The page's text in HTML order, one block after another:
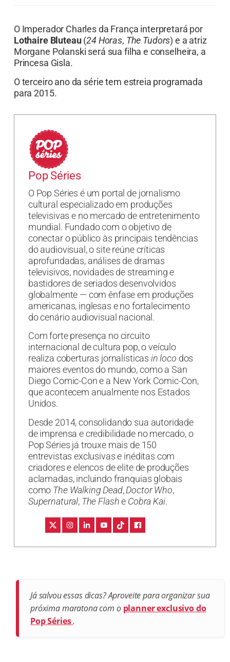
O Imperador Charles da França interpretará por
Lothaire Bluteau(24 Horas, The Tudors) e a atriz
Morgane Polanski será sua filha e conselheira, a
Princesa Gisla.
O terceiro ano da série tem estreia programada
para 2015.
Pop Séries
O Pop Séries é um portal de jornalismo
cultural especializado em produções
televisivas e no mercado de entretenimento
mundial. Fundado com o objetivo de
conectar o público às principais tendências
do audiovisual, o site reúne críticas
aprofundadas, análises de dramas
televisivos, novidades de streaming e
bastidores de seriados desenvolvidos
globalmente — com ênfase em produções
americanas, inglesas e no fortalecimento
do cenário audiovisual nacional.
Com forte presença no circuito
internacional de cultura pop, o veículo
realiza coberturas jornalísticas in loco dos
maiores eventos do mundo, como a San
Diego Comic-Con e a New York Comic-Con,
que acontecem anualmente nos Estados
Unidos.
Desde 2014, consolidando sua autoridade
de imprensa e credibilidade no mercado, o
Pop Séries já trouxe mais de 150
entrevistas exclusivas e inéditas com
criadores e elencos de elite de produções
aclamadas, incluindo franquias globais
como The Walking Dead,Doctor Who,
Supernatural, The Flashe Cobra Kai.
Já salvou essas dicas? Aproveite para organizar sua
próxima maratona com o planner exclusivo do
Pop Séries.